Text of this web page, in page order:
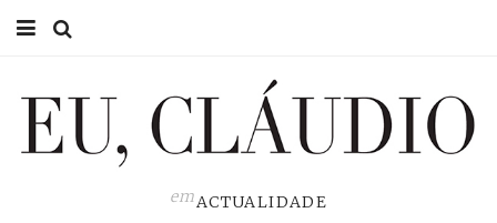
EU CLÁUDIO
emACTUALIDADE